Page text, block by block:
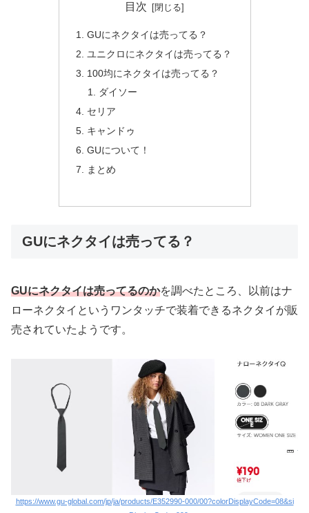
目次
GUにネクタイは売ってる？
ユニクロにネクタイは売ってる？
100均にネクタイは売ってる？
ダイソー
セリア
キャンドゥ
GUについて！
まとめ
GUにネクタイは売ってる？
GUにネクタイは売ってるのかを調べたところ、以前はナ
ローネクタイというワンタッチで装着できるネクタイが販
売されていたようです。
https://www.gu-global.com/jp/ja/products/E352990-000/00?colorDisplayCode=08&si